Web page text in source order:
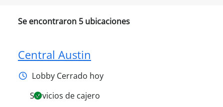
Se encontraron 5 ubicaciones
Central Austin
Lobby Cerrado hoy
Servicios de cajero